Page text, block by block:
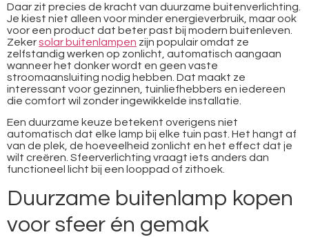
Daar zit precies de kracht van duurzame buitenverlichting.
Je kiest niet alleen voor minder energieverbruik, maar ook
voor een product dat beter past bij modern buitenleven.
Zekersolar buitenlampen zijn populair omdat ze
zelfstandig werken op zonlicht, automatisch aangaan
wanneer het donker wordt en geen vaste
stroomaansluiting nodig hebben. Dat maakt ze
interessant voor gezinnen, tuinliefhebbers en iedereen
die comfort wil zonder ingewikkelde installatie.
Een duurzame keuze betekent overigens niet
automatisch dat elke lamp bij elke tuin past. Het hangt af
van de plek, de hoeveelheid zonlicht en het effect dat je
wilt creëren. Sfeerverlichting vraagt iets anders dan
functioneel licht bij een looppad of zithoek.
Duurzame buitenlamp kopen
voor sfeer én gemak